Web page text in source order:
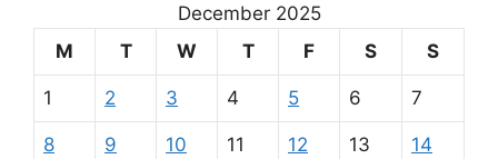
December 2025
M
T W T F S S
1 2 3 4 5 6 7
8 9 10 11 12 13 14